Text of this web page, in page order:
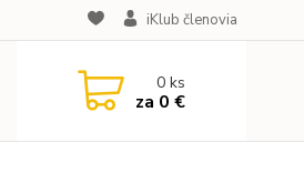
iKlub členovia
0ks
za 0 €